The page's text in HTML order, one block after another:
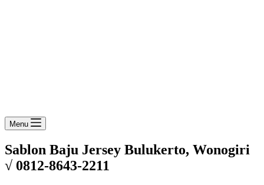
Menu
Sablon Baju Jersey Bulukerto, Wonogiri
√ 0812-8643-2211